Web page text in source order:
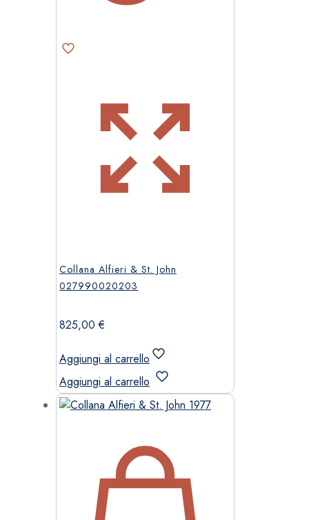
Collana Alfieri & St. John
027990020203
825,00€
Aggiungi al carrello
Aggiungi al carrello